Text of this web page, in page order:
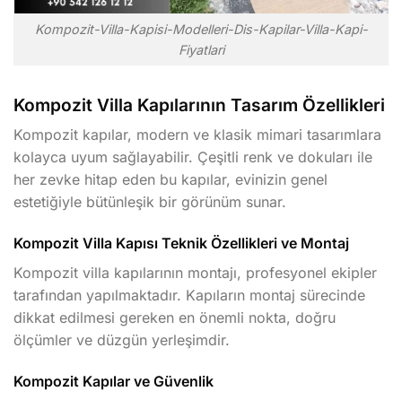
Kompozit-Villa-Kapisi-Modelleri-Dis-Kapilar-Villa-Kapi-
Fiyatlari
Kompozit Villa Kapılarının Tasarım Özellikleri
Kompozit kapılar, modern ve klasik mimari tasarımlara
kolayca uyum sağlayabilir. Çeşitli renk ve dokuları ile
her zevke hitap eden bu kapılar, evinizin genel
estetiğiyle bütünleşik bir görünüm sunar.
Kompozit Villa Kapısı Teknik Özellikleri ve Montaj
Kompozit villa kapılarının montajı, profesyonel ekipler
tarafından yapılmaktadır. Kapıların montaj sürecinde
dikkat edilmesi gereken en önemli nokta, doğru
ölçümler ve düzgün yerleşimdir.
Kompozit Kapılar ve Güvenlik